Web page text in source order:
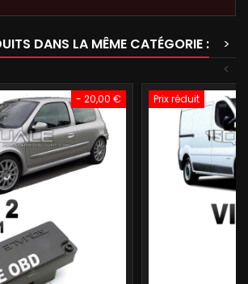
DANS LA MÊME CATÉGORIE :
>
<
- 20,00 € Prix réduit